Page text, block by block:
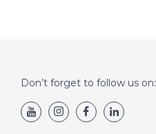
Don’t forget to follow us on: